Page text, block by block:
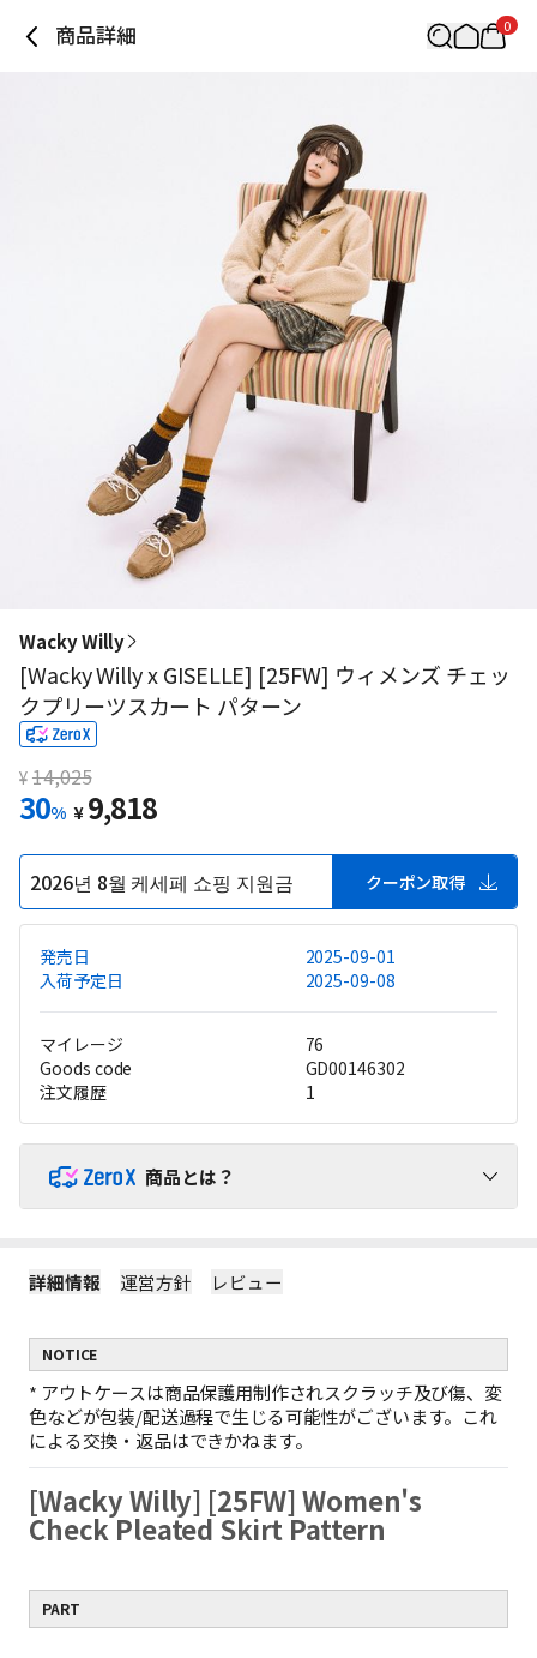
商品詳細 0
Wacky Willy
[Wacky Willy x GISELLE] [25FW] ウィメンズ チェッ
クプリーツスカート パターン
¥ 14,025
30% ¥ 9,818
2026년 8월 케세페 쇼핑 지원금 クーポン取得
発売日
2025-09-01
入荷予定日
2025-09-08
マイレージ
76
Goods code
GD00146302
注文履歴
1
商品とは？
ZeroX商品と他の商品を一緒にご購入いただくと、送料は他の商
品にのみかかります。
（ZeroX商品には送料がかかりません。）
2 ZeroX商品だけを購入する場合、最小送料が適用されます。
ZeroX商品だけをご購入いただくと、最も軽い商品1点を基準に最
小送料のみがかかります。
例：ZeroX 1個の送料 = ZeroX 10個の送料
3ZeroX商品だけで10,000円以上お買い上げの場合、送料無料と
なります。
1回の注文でZeroX商品だけを10,000円以上購入すると、送料は完
（ZeroX以外の商品が含まれている場合、送料無料は適用されま
せん。）
詳細情報 運営方針 レビュー
NOTICE
* アウトケースは商品保護用制作されスクラッチ及び傷、変
色などが包装/配送過程で生じる可能性がございます。これ
による交換・返品はできかねます。
[Wacky Willy] [25FW] Women's
Check Pleated Skirt Pattern
PART